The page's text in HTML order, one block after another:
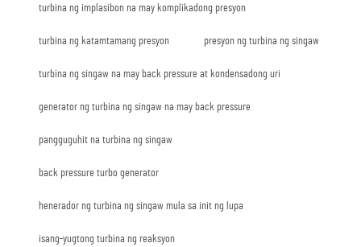
turbina ng implasibon na may komplikadong presyon
turbina ng katamtamang presyon presyon ng turbina ng singaw
turbina ng singaw na may back pressure at kondensadong uri
generator ng turbina ng singaw na may back pressure
pangguguhit na turbina ng singaw
back pressure turbo generator
henerador ng turbina ng singaw mula sa init ng lupa
isang-yugtong turbina ng reaksyon